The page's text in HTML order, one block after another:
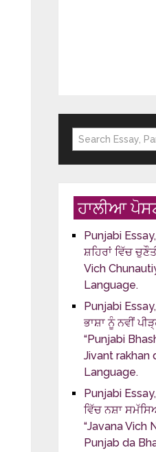
Search
ਹਾਲੀਆ
Punjabi
ਸ਼ਹਿਰਾਂ ਵਿੱਚ
Vich
Language.
Punjabi
ਭਾਸ਼ਾ ਨੂੰ ਨਵੀਂ
“Punjabi
Jivant rakhan
Language.
Punjabi
ਵਿੱਚ ਨਸ਼ਾ
“Javana Vich
Punjab da